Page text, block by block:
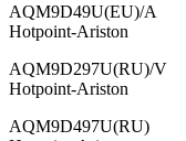
AQM9D49U(EU)/A
Hotpoint-Ariston
AQM9D297U(RU)/V
Hotpoint-Ariston
AQM9D497U(RU)